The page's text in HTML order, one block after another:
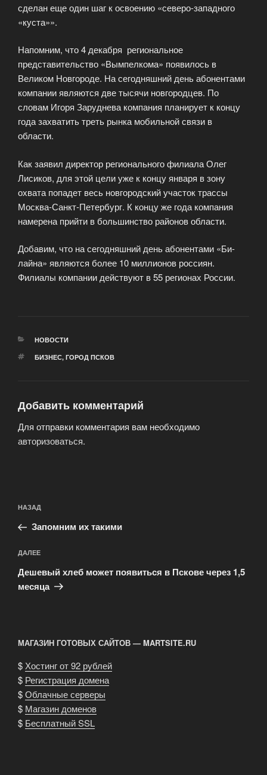
сделан еще один шаг к освоению «северо-западного
«куста»».
Напомним, что 4 декабря региональное
представительство «Вымпелкома» появилось в
Великом Новгороде. На сегодняшний день абонентами
компании являются две тысячи новгородцев. По
словам Игоря Заруднева компания планирует к концу
года захватить треть рынка мобильной связи в
области.
Как заявил директор регионального филиала Олег
Лисиков, для этой цели уже к концу января в зону
охвата попадет весь новгородский участок трассы
Москва-Санкт-Петербург. К концу же года компания
намерена прийти в большинство районов области.
Добавим, что на сегодняшний день абонентами «Би-
лайна» являются более 10 миллионов россиян.
Филиалы компании действуют в 55 регионах России.
РУБРИКИ
НОВОСТИ
МЕТКИ
БИЗНЕС, ГОРОД ПСКОВ
Добавить комментарий
Для отправки комментария вам необходимо
авторизоваться.
по
записям
Предыдущая
запись:
НАЗАД
Запомним их такими
Следующая
запись
ДАЛЕЕ
Дешевый хлеб может появиться в Пскове через 1,5
месяца
МАГАЗИН ГОТОВЫХ САЙТОВ — MARTSITE.RU
$Хостинг от 92 рублей
$ Регистрация домена
$Облачные серверы
$ Магазин доменов
$ Бесплатный SSL